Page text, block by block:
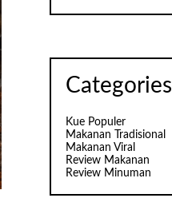
Categories
Kue Populer
Makanan Tradisional
Makanan Viral
Review Makanan
Review Minuman